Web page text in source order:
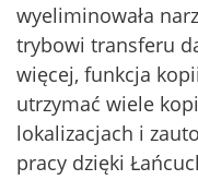
wyeliminowała
trybowi transferu
więcej, funkcja
utrzymać wiele
lokalizacjach i
pracy dzięki